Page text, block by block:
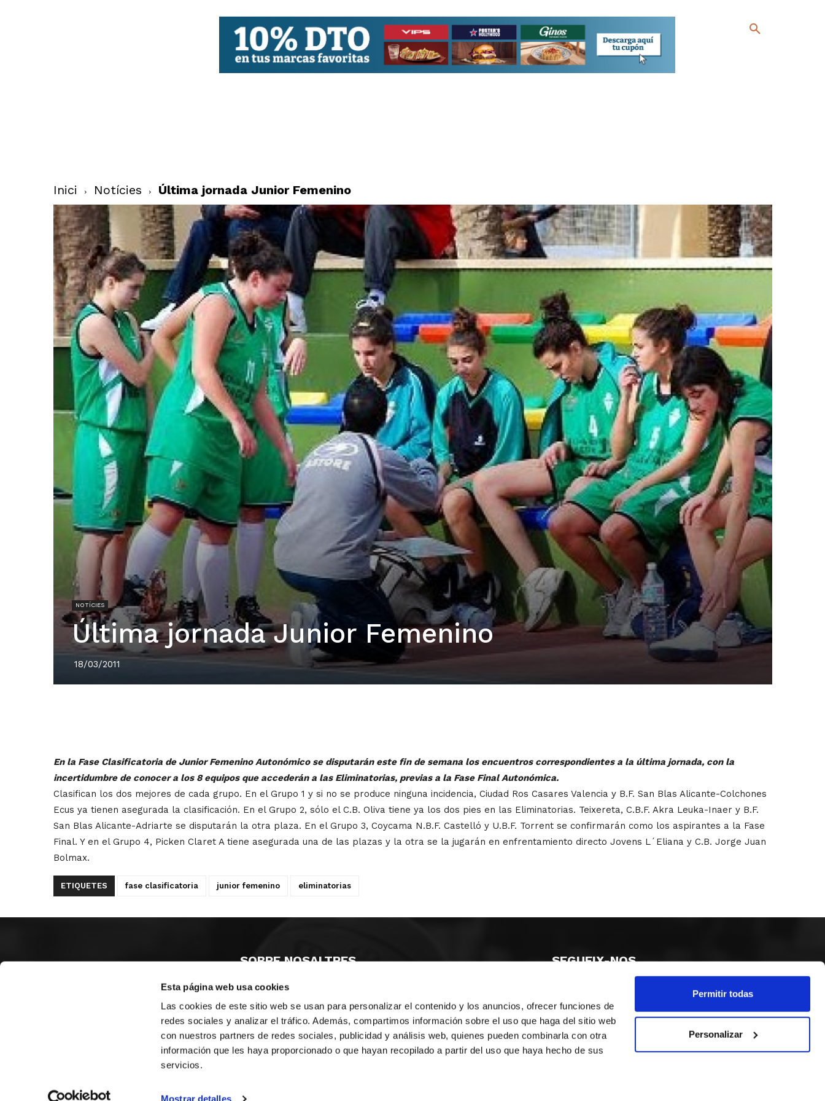
Esta página web usa cookies
Las cookies de este sitio web se usan para personalizar el contenido y los anuncios, ofrecer funciones de
redes sociales y analizar el tráfico. Además, compartimos información sobre el uso que haga del sitio web
con nuestros partners de redes sociales, publicidad y análisis web, quienes pueden combinarla con otra
información que les haya proporcionado o que hayan recopilado a partir del uso que haya hecho de sus
servicios.
Mostrar detalles
Permitir todas
Personalizar
Inici Notícies Última jornada Junior Femenino
NOTÍCIES
Última jornada Junior Femenino
18/03/2011
En la Fase Clasificatoria de Junior Femenino Autonómico se disputarán este fin de semana los encuentros correspondientes a la última jornada, con la
incertidumbre de conocer a los 8 equipos que accederán a las Eliminatorias, previas a la Fase Final Autonómica.
Clasifican los dos mejores de cada grupo. En el Grupo 1 y si no se produce ninguna incidencia, Ciudad Ros Casares Valencia y B.F. San Blas Alicante-Colchones
Ecus ya tienen asegurada la clasificación. En el Grupo 2, sólo el C.B. Oliva tiene ya los dos pies en las Eliminatorias. Teixereta, C.B.F. Akra Leuka-Inaer y B.F.
San Blas Alicante-Adriarte se disputarán la otra plaza. En el Grupo 3, Coycama N.B.F. Castelló y U.B.F. Torrent se confirmarán como los aspirantes a la Fase
Final. Y en el Grupo 4, Picken Claret A tiene asegurada una de las plazas y la otra se la jugarán en enfrentamiento directo Jovens L´Eliana y C.B. Jorge Juan
Bolmax.
ETIQUETES fase clasificatoria junior femenino eliminatorias
SOBRE NOSALTRES
CASTELLÓ
VALÈNCIA
MONESTIR DE POBLET 14 1ª 3º
ALACANT
CIUDAD DE MATANZAS 12
fbcv@fbcv.es
SEGUEIX-NOS
© FEDERACIÓN BALONCESTO COMUNIDAD VALENCIANA